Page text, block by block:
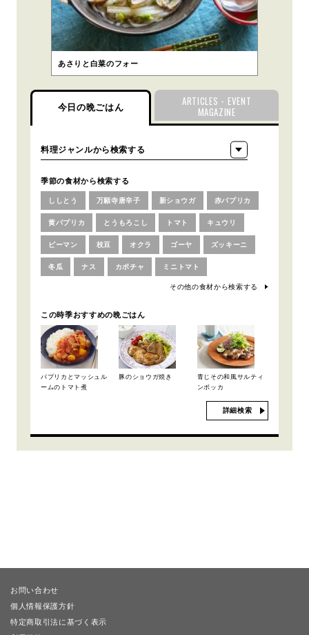
あさりと白菜のフォー
今日の晩ごはん
ARTICLES・EVENT
MAGAZINE
季節の食材から検索する
ししとう 万願寺唐辛子 新ショウガ 赤パプリカ
黄パプリカ とうもろこし トマト キュウリ
ピーマン 枝豆 オクラ ゴーヤ ズッキーニ
冬瓜 ナス カボチャ ミニトマト
その他の食材から検索する
この時季おすすめの晩ごはん
パプリカとマッシュル
ームのトマト煮
豚のショウガ焼き
青じその和風サルティ
ンボッカ
詳細検索
お問い合わせ
個人情報保護方針
特定商取引法に基づく表示